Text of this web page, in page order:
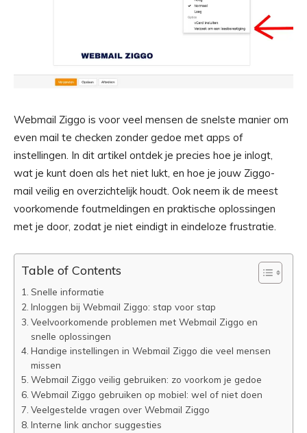
Webmail Ziggo is voor veel mensen de snelste manier om
even mail te checken zonder gedoe met apps of
instellingen. In dit artikel ontdek je precies hoe je inlogt,
wat je kunt doen als het niet lukt, en hoe je jouw Ziggo-
mail veilig en overzichtelijk houdt. Ook neem ik de meest
voorkomende foutmeldingen en praktische oplossingen
met je door, zodat je niet eindigt in eindeloze frustratie.
Table of Contents
Snelle informatie
Inloggen bij Webmail Ziggo: stap voor stap
Veelvoorkomende problemen met Webmail Ziggo en
snelle oplossingen
Handige instellingen in Webmail Ziggo die veel mensen
missen
Webmail Ziggo veilig gebruiken: zo voorkom je gedoe
Webmail Ziggo gebruiken op mobiel: wel of niet doen
Veelgestelde vragen over Webmail Ziggo
Interne link anchor suggesties